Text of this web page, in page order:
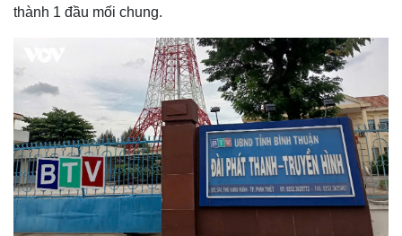
Thể thao
Bóng đá
Lịch thi đấu bóng đá
Thế giới thể thao
eSports
Hậu trường
Ô tô - Xe máy
Ô tô
Xe máy
Tư vấn
thành 1 đầu mối chung.